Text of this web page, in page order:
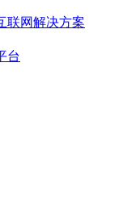
联网解决方案
台